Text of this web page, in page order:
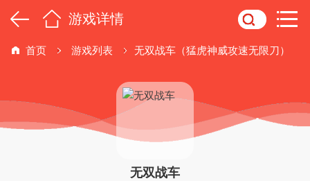
游戏详情
首页 游戏列表 无双战车（猛虎神威攻速无限刀）
无双战车